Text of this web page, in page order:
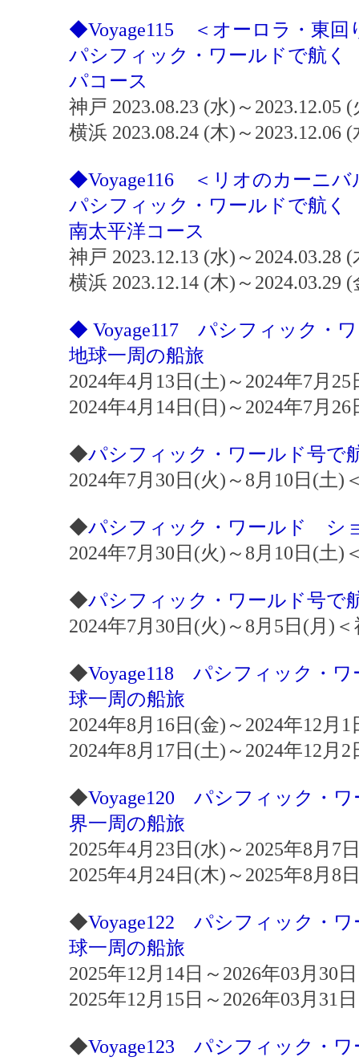
◆Voyage115 ＜オーロラ・東回
パシフィック・ワールドで航
パコース
神戸 2023.08.23 (水)～2023.12.05
横浜 2023.08.24 (木)～2023.12.06
◆Voyage116 ＜リオのカーニバ
パシフィック・ワールドで航
南太平洋コース
神戸 2023.12.13 (水)～2024.03.28
横浜 2023.12.14 (木)～2024.03.29
◆ Voyage117 パシフィック・
地球一周の船旅
2024年4月13日(土)～2024年7月
2024年4月14日(日)～2024年7月
◆パシフィック・ワールド号
2024年7月30日(火)～8月10日(土)
◆パシフィック・ワールド シ
2024年7月30日(火)～8月10日(土)
◆パシフィック・ワールド号で
2024年7月30日(火)～8月5日(月)
◆Voyage118 パシフィック・
球一周の船旅
2024年8月16日(金)～2024年12月
2024年8月17日(土)～2024年12月
◆Voyage120 パシフィック・
界一周の船旅
2025年4月23日(水)～2025年8月7
2025年4月24日(木)～2025年8月8
◆Voyage122 パシフィック・
球一周の船旅
2025年12月14日～2026年03月30
2025年12月15日～2026年03月31
◆Voyage123 パシフィック・